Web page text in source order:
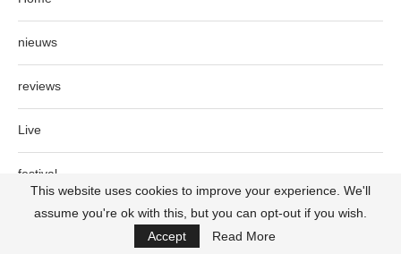
nieuws
reviews
Live
festival
interview
This website uses cookies to improve your experience. We'll
assume you're ok with this, but you can opt-out if you wish.
Accept
Read More